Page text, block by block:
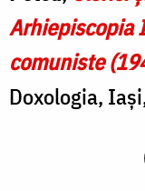
Arhiepiscopia
comuniste
Doxologia,